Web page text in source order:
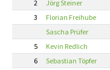
2
Jörg Steiner
3
Florian Freihube
Sascha Prüfer
5
Kevin Redlich
6
Sebastian Töpfer